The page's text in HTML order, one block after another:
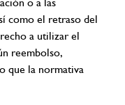
o a las
como el retraso del
a utilizar el
reembolso,
que la normativa